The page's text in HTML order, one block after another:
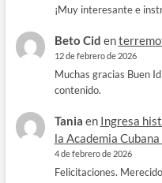
¡Muy interesante e
Beto Cid en
12 de febrero de 2026
Muchas gracias Buen
contenido.
Tania en Ingresa
la Academia
4 de febrero de 2026
Felicitaciones.